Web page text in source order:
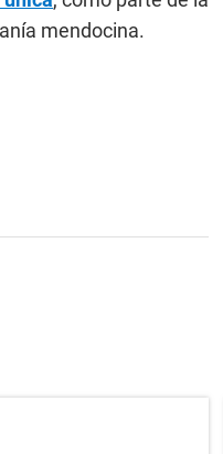
mendocina.